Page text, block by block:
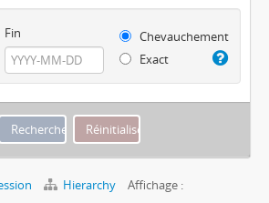
Fin
Chevauchement
Exact
Hierarchy
Affichage :